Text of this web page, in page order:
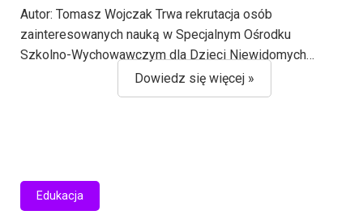
Autor: Tomasz Wojczak Trwa rekrutacja osób
zainteresowanych nauką w Specjalnym Ośrodku
Szkolno-Wychowawczym dla Dzieci Niewidomych…
Dowiedz się więcej »
Edukacja